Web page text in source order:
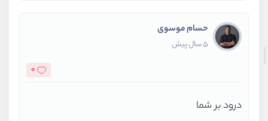
حسام موسوی
5 سال پیش
0
درود بر شما